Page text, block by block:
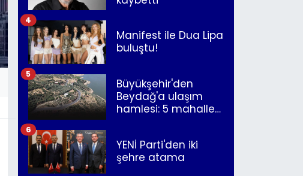
Manifest ile Dua Lipa
buluştu!
4
Büyükşehir'den
Beydağ'a ulaşım
hamlesi: 5 mahalle
5
YENİ Parti'den iki
şehre atama
6